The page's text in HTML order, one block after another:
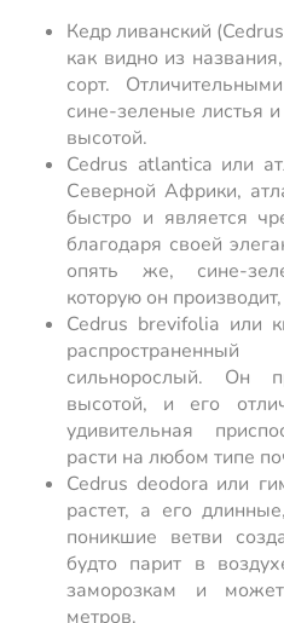
Кедр ливанский
как видно из
сорт.
сине-зеленые листья
высотой.
Cedrus atlantica или
Северной Африки,
быстро и является
благодаря своей
опять же, сине-
которую он
Cedrus brevifolia или
сильнорослый. Он
высотой, и его
удивительная
расти на любом типе
Cedrus deodora или
растет, а его
поникшие ветви
будто парит в
заморозкам и
метров.